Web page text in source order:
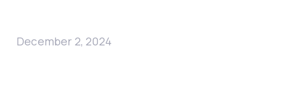
December 2, 2024